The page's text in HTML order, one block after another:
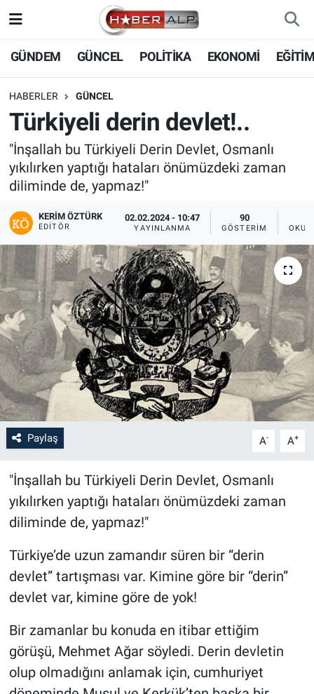
GÜNDEM GÜNCEL POLİTİKA EKONOMİ
HABERLER GÜNCEL
Türkiyeli derin devlet!..
"İnşallah bu Türkiyeli Derin Devlet, Osmanlı
yıkılırken yaptığı hataları önümüzdeki zaman
diliminde de, yapmaz!"
KERIM ÖZTÜRK
EDITÖR
02.02.2024 - 10:47
YAYINLANMA
90
GÖSTERIM
Paylaş A- A+
"İnşallah bu Türkiyeli Derin Devlet, Osmanlı
yıkılırken yaptığı hataları önümüzdeki zaman
diliminde de, yapmaz!"
Türkiye’de uzun zamandır süren bir “derin
devlet” tartışması var. Kimine göre bir “derin”
devlet var, kimine göre de yok!
Bir zamanlar bu konuda en itibar ettiğim
görüşü, Mehmet Ağar söyledi. Derin devletin
olup olmadığını anlamak için, cumhuriyet
Nöbetçi Eczaneler
Hava Durumu
Trafik Durumu
Süper Lig Puan Durumu ve Fikstür
Tüm Manşetler
Son Dakika Haberleri
Haber Arşivi